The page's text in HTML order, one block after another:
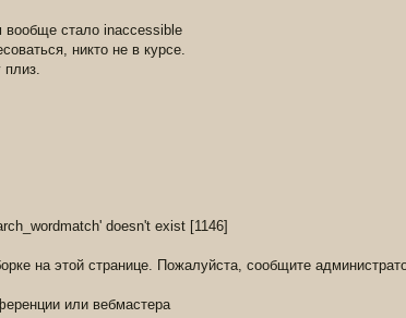
вообще стало inaccessible
никто не в курсе.
плиз.
doesn't exist [1146]
на этой странице. Пожалуйста, сообщите
или вебмастера